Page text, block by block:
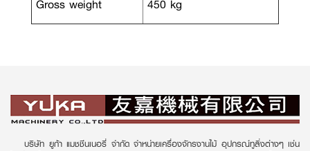
Gross weight
450 kg
บริษัท ยูก้า แมชชีนเนอรี่ จำกัด จำหน่ายเครื่องจักรงานไม้ อุปกรณ์ทูลิ่งต่างๆ เช่น